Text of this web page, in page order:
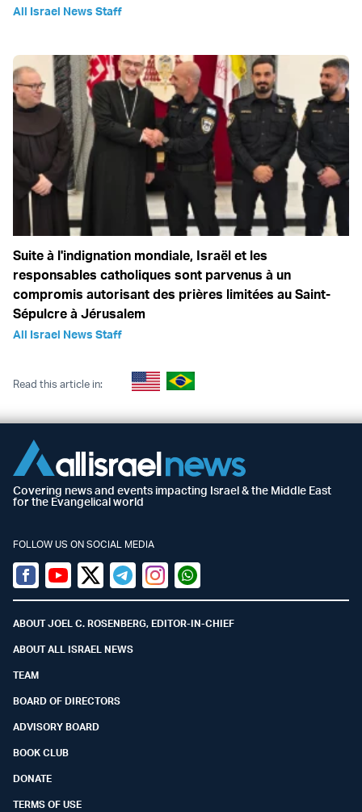
All Israel News Staff
Suite à l'indignation mondiale, Israël et les
responsables catholiques sont parvenus à un
compromis autorisant des prières limitées au Saint-
Sépulcre à Jérusalem
All Israel News Staff
Read this article in:
Covering news and events impacting Israel & the Middle East
for the Evangelical world
FOLLOW US ON SOCIAL MEDIA
Facebook
YoutubeTwitter (X)
TelegramInstagramWhatsapp
ABOUT JOEL C. ROSENBERG, EDITOR-IN-CHIEF
ABOUT ALL ISRAEL NEWS
TEAM
BOARD OF DIRECTORS
ADVISORY BOARD
BOOK CLUB
DONATE
TERMS OF USE